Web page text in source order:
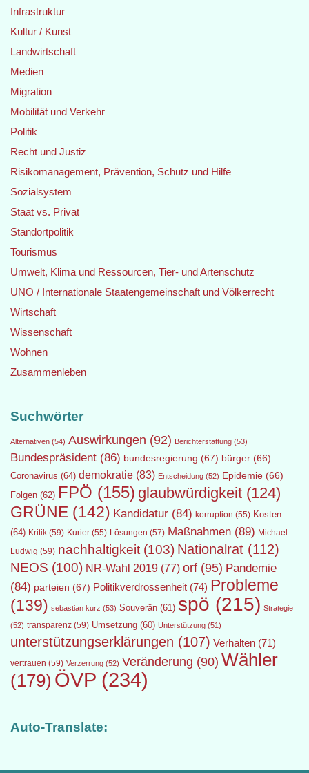
Infrastruktur
Kultur / Kunst
Landwirtschaft
Medien
Migration
Mobilität und Verkehr
Politik
Recht und Justiz
Risikomanagement, Prävention, Schutz und Hilfe
Sozialsystem
Staat vs. Privat
Standortpolitik
Tourismus
Umwelt, Klima und Ressourcen, Tier- und Artenschutz
UNO / Internationale Staatengemeinschaft und Völkerrecht
Wirtschaft
Wissenschaft
Wohnen
Zusammenleben
Suchwörter
Alternativen (54) Auswirkungen (92) Berichterstattung (53)
Bundespräsident (86) bundesregierung (67) bürger (66)
Coronavirus (64) demokratie (83) Entscheidung (52) Epidemie (66)
Folgen (62) FPÖ (155) glaubwürdigkeit (124)
GRÜNE (142) Kandidatur (84) korruption (55) Kosten
(64) Kritik (59) Kurier (55) Lösungen (57) Maßnahmen (89) Michael
Ludwig (59) nachhaltigkeit (103) Nationalrat (112)
NEOS (100) NR-Wahl 2019 (77) orf (95) Pandemie
(84) parteien (67) Politikverdrossenheit (74) Probleme
(139) sebastian kurz (53) Souverän (61) spö (215) Strategie
(52) transparenz (59) Umsetzung (60) Unterstützung (51)
unterstützungserklärungen (107) Verhalten (71)
vertrauen (59) Verzerrung (52) Veränderung (90) Wähler
(179) ÖVP (234)
Auto-Translate: